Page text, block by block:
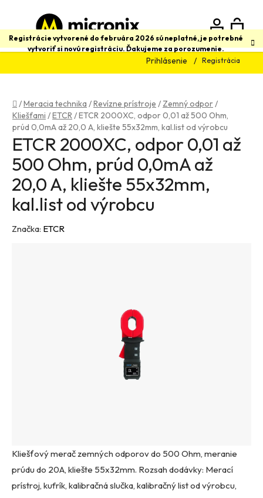
obsah
Registrácie vytvorené do februára 2026 sú neplatné, je potrebné
vytvoriť si novú registráciu. Ďakujeme za porozumenie.
Prihlásenie Registrácia
Hľadať
Domov
/Meracia technika /Revízne prístroje / Zemný odpor/
Kliešťami /ETCR/ETCR 2000XC, odpor 0,01 až 500 Ohm,
prúd 0,0mA až 20,0 A, kliešte 55x32mm, kal.list od výrobcu
Kliešťový merač zemných odporov do 500 Ohm, meranie
prúdu do 20A, kliešte 55x32mm. Rozsah dodávky: Merací
prístroj, kufrík, kalibračná slučka, kalibračný list od výrobcu,
ETCR 2000XC, odpor 0,01 až
500 Ohm, prúd 0,0mA až
20,0 A, kliešte 55x32mm,
kal.list od výrobcu
Značka: ETCR